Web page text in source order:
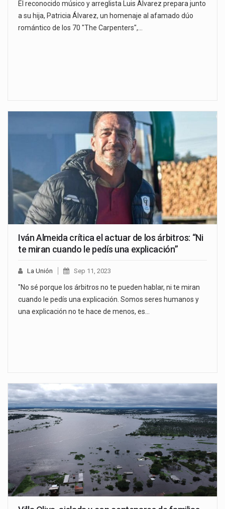
El reconocido músico y arreglista Luis Álvarez prepara junto
a su hija, Patricia Álvarez, un homenaje al afamado dúo
romántico de los 70 "The Carpenters",…
Iván Almeida crítica el actuar de los árbitros: “Ni
te miran cuando le pedís una explicación”
La Unión Sep 11, 2023
"No sé porque los árbitros no te pueden hablar, ni te miran
cuando le pedís una explicación. Somos seres humanos y
una explicación no te hace de menos, es…